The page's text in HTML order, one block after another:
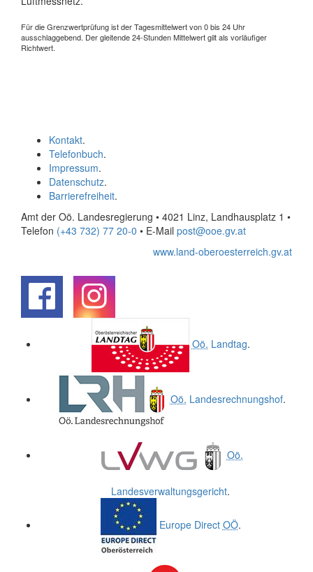
Für die Grenzwertprüfung ist der Tagesmittelwert von 0 bis 24 Uhr
ausschlaggebend. Der gleitende 24-Stunden Mittelwert gilt als vorläufiger
Richtwert.
Kontakt.
Telefonbuch.
Impressum.
Datenschutz.
Barrierefreiheit.
Amt der Oö. Landesregierung • 4021 Linz, Landhausplatz 1 •
Telefon (+43 732) 77 20-0 • E-Mail post@ooe.gv.at
www.land-oberoesterreich.gv.at
Oö. Landtag.
Oö. Landesrechnungshof.
Oö.
Landesverwaltungsgericht.
Europe Direct OÖ.